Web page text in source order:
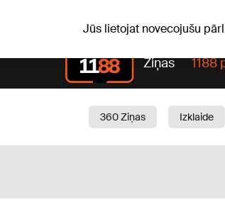
Jūs lietojat novecojušu
Ziņas 1188
360 Ziņas Izklaide